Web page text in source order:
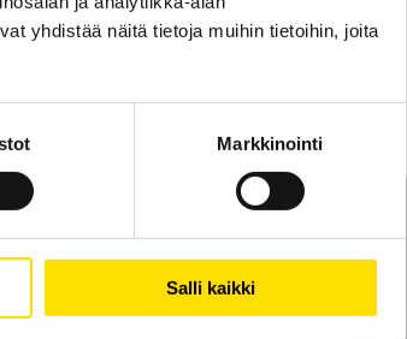
yhdistää näitä tietoja muihin tietoihin, joita
Markkinointi
Salli kaikki
GDPR Evästeet
68 00